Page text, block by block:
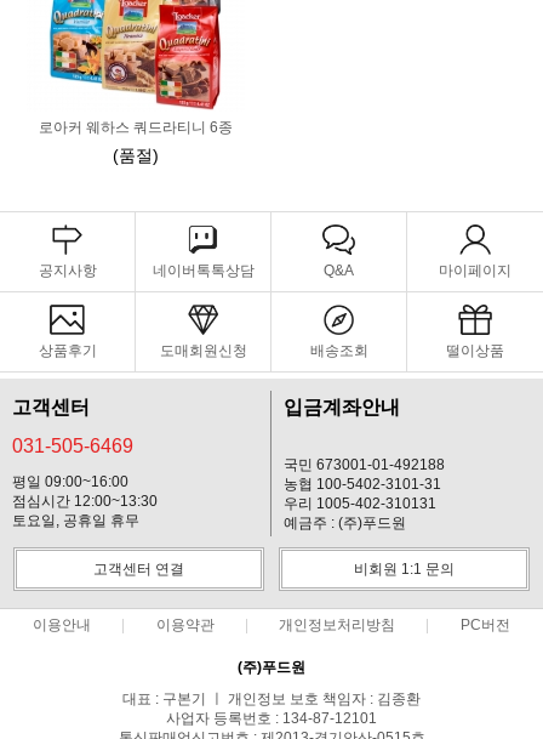
로아커 웨하스 쿼드라티니 6종
(품절)
공지사항 네이버톡톡상담 Q&A 마이페이지
상품후기 도매회원신청 배송조회 떨이상품
고객센터
031-505-6469
평일 09:00~16:00
점심시간 12:00~13:30
토요일, 공휴일 휴무
입금계좌안내
국민 673001-01-492188
농협 100-5402-3101-31
우리 1005-402-310131
예금주 : (주)푸드원
고객센터 연결 비회원 1:1 문의
이용안내 이용약관 개인정보처리방침 PC버전
(주)푸드원
대표 : 구본기 ㅣ 개인정보 보호 책임자 : 김종환
사업자 등록번호 : 134-87-12101